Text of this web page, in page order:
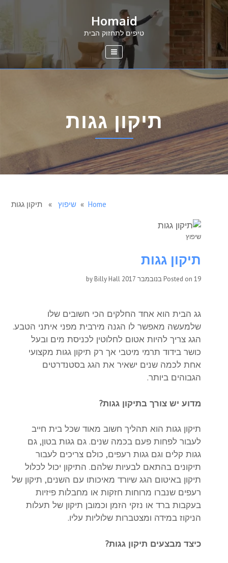
Skip
Homaid
טיפים לתחזוק הבית
תיקון גגות
Home
» שיפוץ» תיקון גגות
שיפוץ
תיקון גגות
Posted on 19 בנובמבר 2017 by
Billy Hall
גג הבית הוא אחד החלקים הכי חשובים שלו
שלמעשה מאפשר לו הגנה מירבית מפני איתני הטבע.
הגג צריך להיות אטום לחלוטין לכניסת מים ובעל
כושר בידוד תרמי מיטבי אך רק תיקון גגות מקצועי
אחת לכמה שנים ישאיר את הגג בסטנדרטים
הגבוהים ביותר.
מדוע יש צורך בתיקון גגות?
תיקון גגות הוא תהליך חשוב מאוד שכל בית חייב
לעבור לפחות פעם בכמה שנים. גם גגות בטון, גם
גגות קלים וגם גגות רעפים, כולם צריכים לעבור
תיקונים בהתאם לבעיות שלהם. התיקון יכול לכלול
תיקון באיטום הגג שיורד מאיכותו עם השנים, תיקון של
רעפים שנברו מרוחות חזקות או מחבלות פיזיות
בעקבות ברד או נזקי הזמן וכמובן תיקון של תעלות
הניקוז במידה ומצטברות שלוליות עליו.
כיצד מבצעים תיקון גגות?